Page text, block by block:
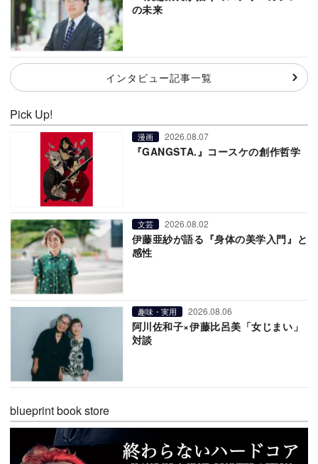
の未来
インタビュー記事一覧
Pick Up!
漫画 2026.08.07
『GANGSTA.』コースケの創作哲学
文芸 2026.08.02
伊藤亜紗が語る『身体の美学入門』と
感性
趣味・実用 2026.08.06
阿川佐和子×伊藤比呂美「女じまい」
対談
blueprint book store